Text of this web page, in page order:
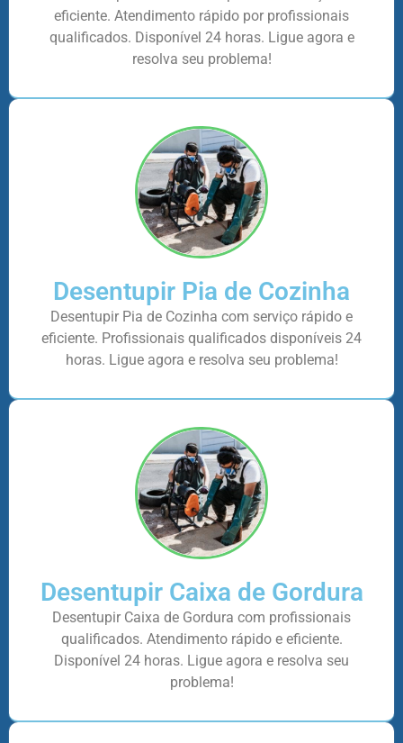
eficiente. Atendimento rápido por profissionais
qualificados. Disponível 24 horas. Ligue agora e
resolva seu problema!
Desentupir Pia de Cozinha
Desentupir Pia de Cozinha com serviço rápido e
eficiente. Profissionais qualificados disponíveis 24
horas. Ligue agora e resolva seu problema!
Desentupir Caixa de Gordura
Desentupir Caixa de Gordura com profissionais
qualificados. Atendimento rápido e eficiente.
Disponível 24 horas. Ligue agora e resolva seu
problema!